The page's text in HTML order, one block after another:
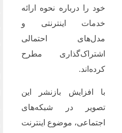
خود را درباره نحوه ارائه
خدمات اینترنتی و
مدل‌های احتمالی
اشتراک‌گذاری مطرح
کرده‌اند.
با افزایش بازنشر این
تصویر در شبکه‌های
اجتماعی، موضوع اینترنت